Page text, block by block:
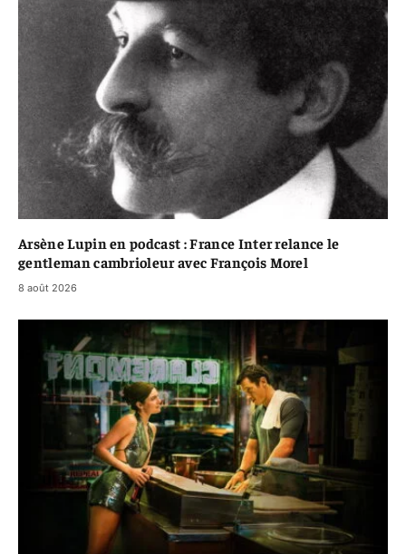
Arsène Lupin en podcast : France Inter relance le
gentleman cambrioleur avec François Morel
8 août 2026